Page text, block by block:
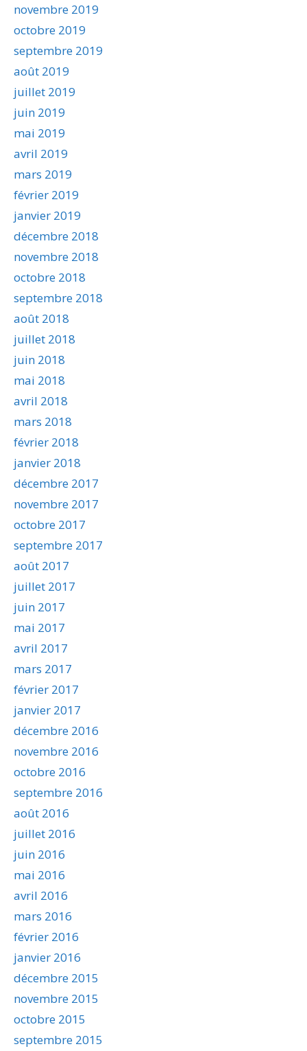
novembre 2019
octobre 2019
septembre 2019
août 2019
juillet 2019
juin 2019
mai 2019
avril 2019
mars 2019
février 2019
janvier 2019
décembre 2018
novembre 2018
octobre 2018
septembre 2018
août 2018
juillet 2018
juin 2018
mai 2018
avril 2018
mars 2018
février 2018
janvier 2018
décembre 2017
novembre 2017
octobre 2017
septembre 2017
août 2017
juillet 2017
juin 2017
mai 2017
avril 2017
mars 2017
février 2017
janvier 2017
décembre 2016
novembre 2016
octobre 2016
septembre 2016
août 2016
juillet 2016
juin 2016
mai 2016
avril 2016
mars 2016
février 2016
janvier 2016
décembre 2015
novembre 2015
octobre 2015
septembre 2015